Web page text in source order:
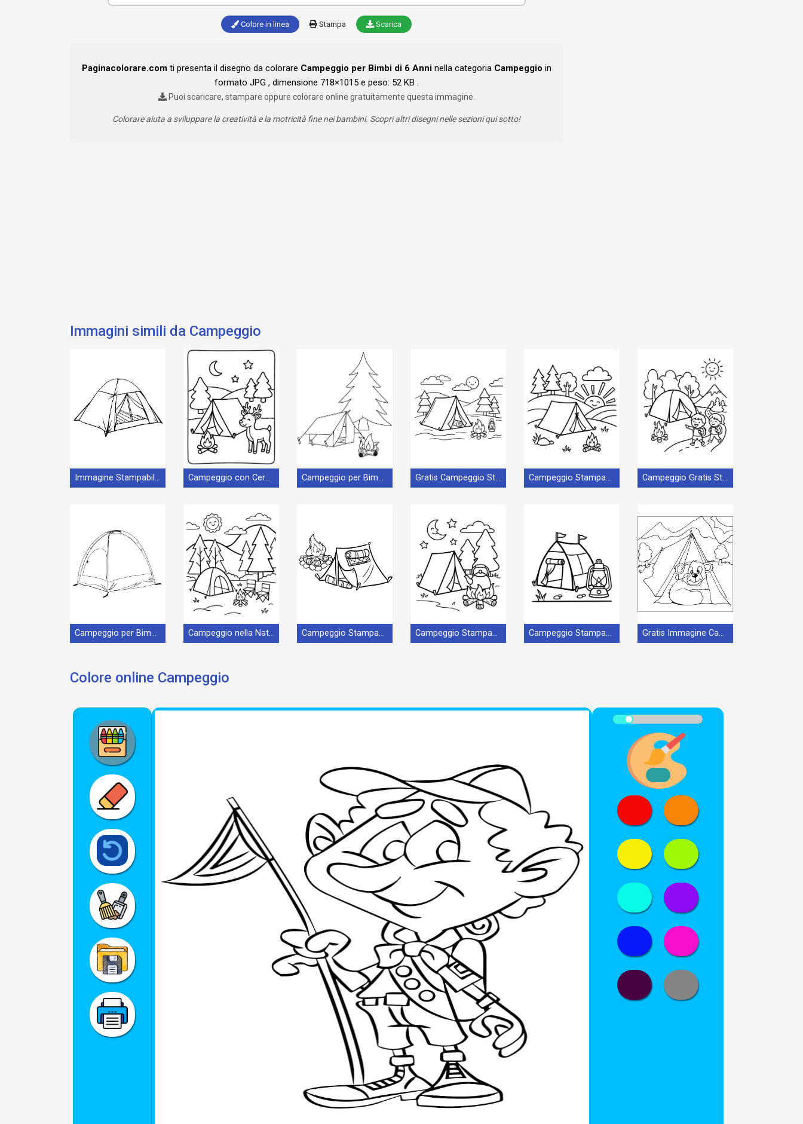
Colore in linea Stampa Scarica
Paginacolorare.comti presenta il disegno da colorare Campeggio per Bimbi di 6 Anninella categoria Campeggio in
formato JPG , dimensione 718×1015 e peso: 52 KB .
Puoi scaricare, stampare oppure colorare online gratuitamente questa immagine.
Colorare aiuta a sviluppare la creatività e la motricità fine nei bambini. Scopri altri disegni nelle sezioni qui sotto!
Immagini simili da Campeggio
Immagine Stampabile Campeggio Campeggio con Cervo Campeggio per Bimbi di 2 Anni Gratis Campeggio Stampabile Campeggio Stampabile per Piccoli Campeggio Gratis Stampabile
Campeggio per Bimbi di 5 Anni Campeggio nella Natura Campeggio Stampabile per Bambini Campeggio Stampabile Campeggio Stampabile Gratis Gratis Immagine Campeggio
Colore online Campeggio